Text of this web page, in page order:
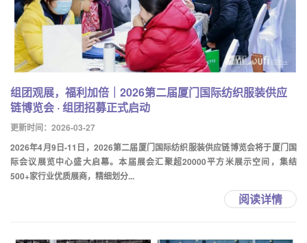
组团观展，福利加倍｜2026第二届厦门国际纺织服装供应
链博览会 · 组团招募正式启动
更新时间：2026-03-27
2026年4月9日-11日，2026第二届厦门国际纺织服装供应链博览会将于厦门国
际会议展览中心盛大启幕。本届展会汇聚超20000平方米展示空间，集结
500+家行业优质展商，精细划分...
阅读详情